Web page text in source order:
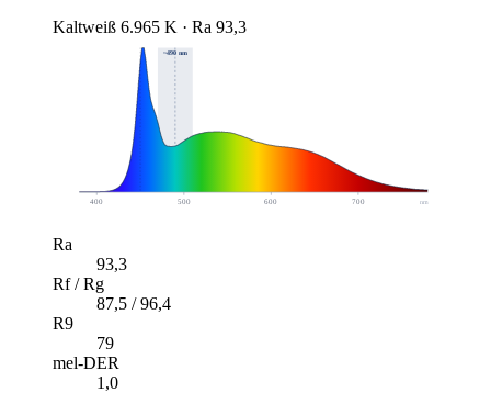
Kaltweiß 6.965 K · Ra 93,3
400 500 600 700 nm
~490 nm
Ra
93,3
Rf / Rg
87,5 / 96,4
R9
79
mel-DER
1,0